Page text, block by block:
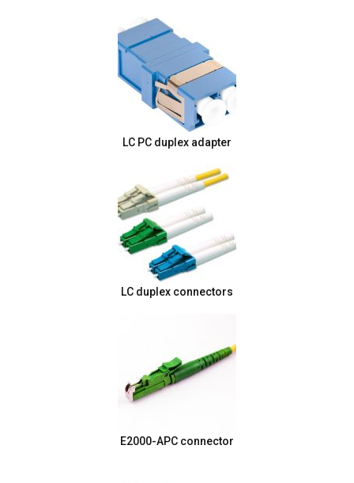
LC PC duplex adapter
LC duplex connectors
E2000-APC connector